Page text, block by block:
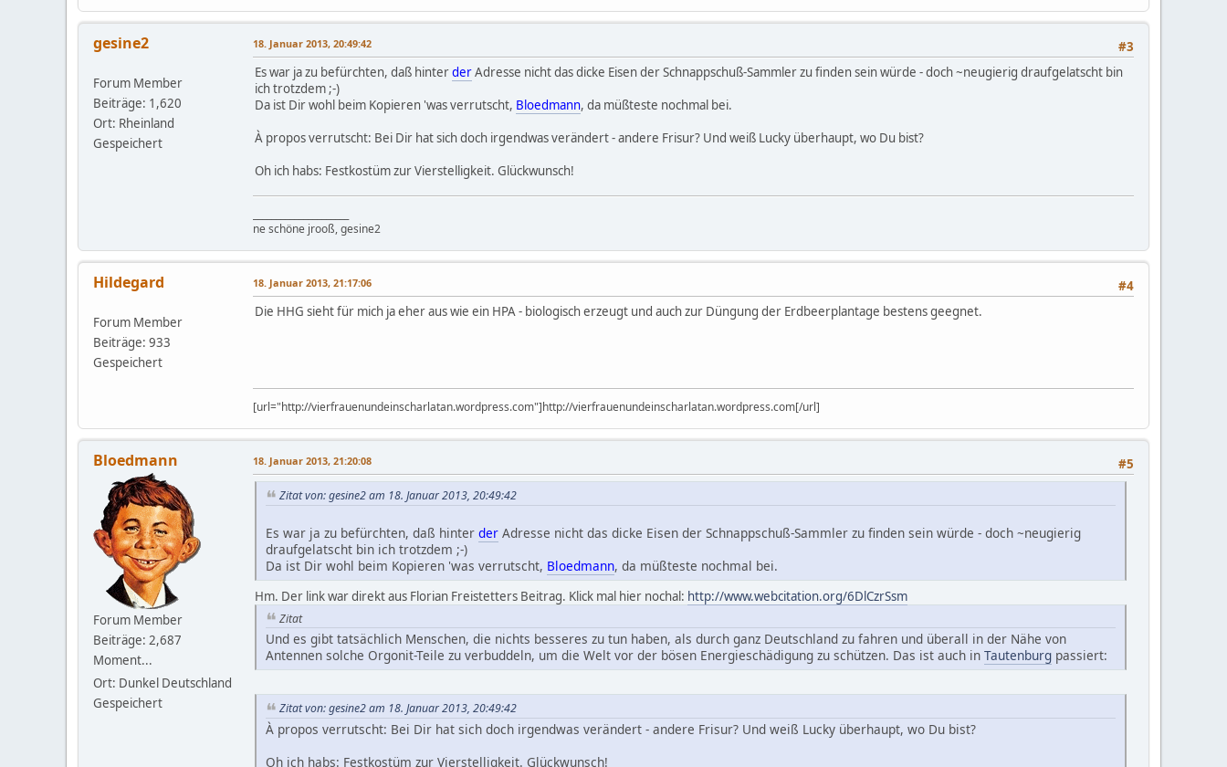
gesine2
Forum Member
Beiträge: 1,620
Ort: Rheinland
Gespeichert
#3
18. Januar 2013, 20:49:42
Es war ja zu befürchten, daß hinterderAdresse nicht das dicke Eisen der Schnappschuß-Sammler zu finden sein würde - doch ~neugierig draufgelatscht bin
ich trotzdem ;-)
Da ist Dir wohl beim Kopieren 'was verrutscht, Bloedmann, da müßteste nochmal bei.
À propos verrutscht: Bei Dir hat sich doch irgendwas verändert - andere Frisur? Und weiß Lucky überhaupt, wo Du bist?
Oh ich habs: Festkostüm zur Vierstelligkeit. Glückwunsch!
ne schöne jrooß, gesine2
Hildegard
Forum Member
Beiträge: 933
Gespeichert
#4
18. Januar 2013, 21:17:06
Die HHG sieht für mich ja eher aus wie ein HPA - biologisch erzeugt und auch zur Düngung der Erdbeerplantage bestens geegnet.
[url="http://vierfrauenundeinscharlatan.wordpress.com"]http://vierfrauenundeinscharlatan.wordpress.com[/url]
Bloedmann
Forum Member
Beiträge: 2,687
Moment...
Ort: Dunkel Deutschland
Gespeichert
#5
18. Januar 2013, 21:20:08
Zitat von: gesine2 am 18. Januar 2013, 20:49:42
Es war ja zu befürchten, daß hinter der Adresse nicht das dicke Eisen der Schnappschuß-Sammler zu finden sein würde - doch ~neugierig
draufgelatscht bin ich trotzdem ;-)
Da ist Dir wohl beim Kopieren 'was verrutscht, Bloedmann, da müßteste nochmal bei.
Hm. Der link war direkt aus Florian Freistetters Beitrag. Klick mal hier nochal: http://www.webcitation.org/6DlCzrSsm
Zitat
Und es gibt tatsächlich Menschen, die nichts besseres zu tun haben, als durch ganz Deutschland zu fahren und überall in der Nähe von
Antennen solche Orgonit-Teile zu verbuddeln, um die Welt vor der bösen Energieschädigung zu schützen. Das ist auch in Tautenburg passiert:
Zitat von: gesine2 am 18. Januar 2013, 20:49:42
À propos verrutscht: Bei Dir hat sich doch irgendwas verändert - andere Frisur? Und weiß Lucky überhaupt, wo Du bist?
Oh ich habs: Festkostüm zur Vierstelligkeit. Glückwunsch!